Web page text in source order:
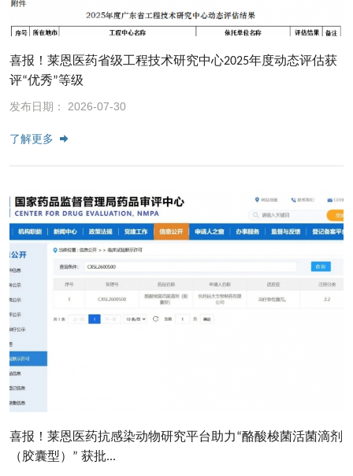
喜报！莱恩医药省级工程技术研究中心2025年度动态评估获
评“优秀”等级
发布日期： 2026-07-30
了解更多
喜报！莱恩医药抗感染动物研究平台助力“酪酸梭菌活菌滴剂
（胶囊型）” 获批...